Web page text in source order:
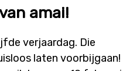
amai!
verjaardag. Die
laten voorbijgaan!